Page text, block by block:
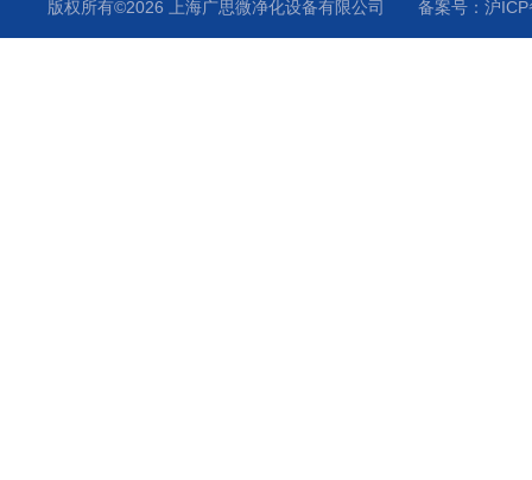
版权所有©2026 上海广思微净化设备有限公司 备案号：沪